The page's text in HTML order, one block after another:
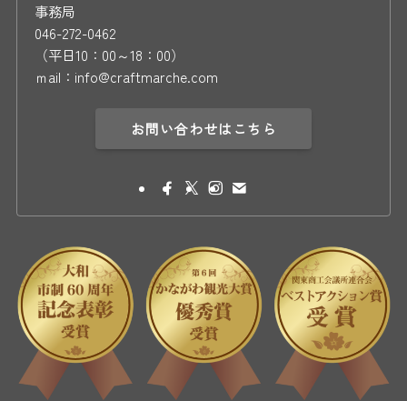
事務局
046-272-0462
（平日10：00～18：00）
ｍail：info@craftmarche.com
お問い合わせはこちら